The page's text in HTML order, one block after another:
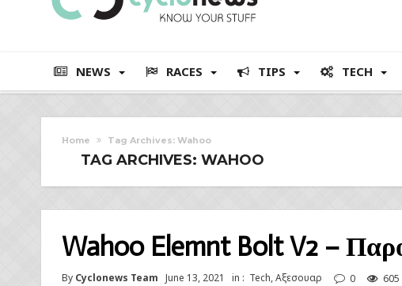
NEWS RACES TIPS TECH
Home Tag Archives: Wahoo
TAG ARCHIVES: WAHOO
Wahoo Elemnt Bolt V2 –
By Cyclonews Team June 13, 2021 in : Tech,Αξεσουαρ 0 605